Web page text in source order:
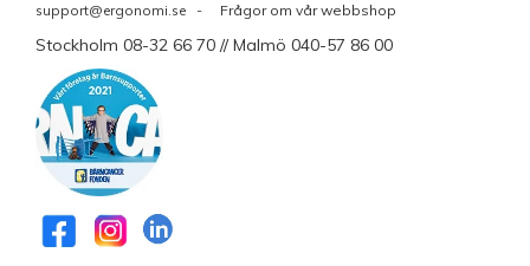
support@ergonomi.se - Frågor om vår webbshop
Stockholm 08-32 66 70 // Malmö 040-57 86 00